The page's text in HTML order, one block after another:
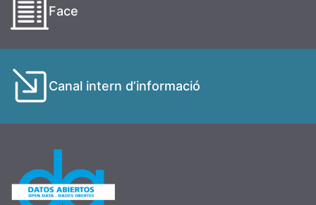
Face
Canal intern d’informació